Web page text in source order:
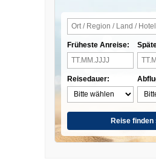
Früheste Anreise:
Reisedauer:
Reise finden